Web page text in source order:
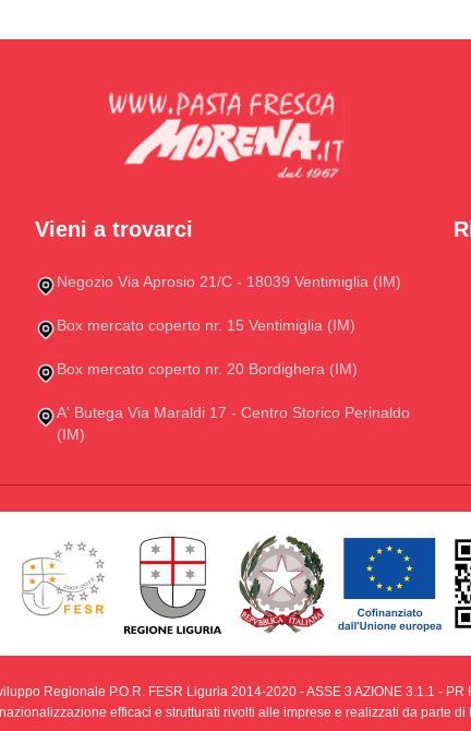
Vieni a trovarci
Negozio Via Aprosio 21/C - 18039 Ventimiglia (IM)
Box mercato coperto nr. 15 Ventimiglia (IM)
Box mercato coperto nr. 20 Bordighera (IM)
A' Butega Via Maraldi 17 - Centro Storico Perinaldo
(IM)
Regionale P.O.R. FESR Liguria 2014-2020 - ASSE 3 AZIONE 3.1.1 -
efficaci e strutturati rivolti alle imprese e realizzati da parte